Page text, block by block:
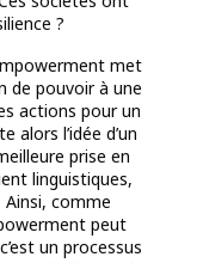
?
met
de pouvoir à une
actions pour un
alors l’idée d’un
prise en
linguistiques,
comme
peut
un processus